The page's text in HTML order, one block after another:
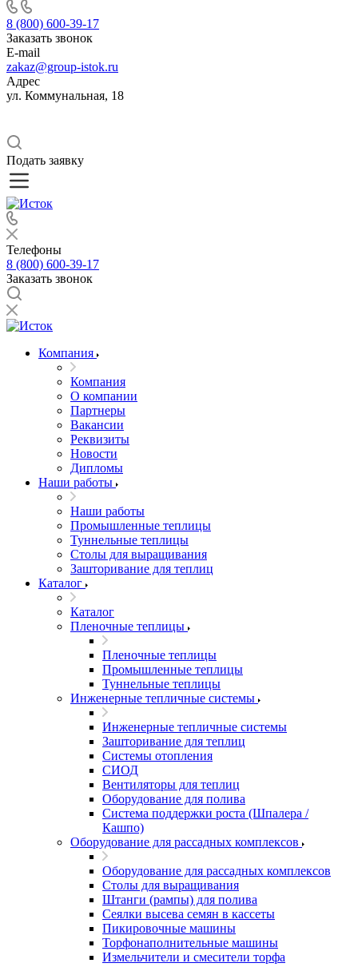
8 (800) 600-39-17
Заказать звонок
E-mail
zakaz@group-istok.ru
Адрес
ул. Коммунальная, 18
Подать заявку
Телефоны
8 (800) 600-39-17
Заказать звонок
Компания
Компания
О компании
Партнеры
Вакансии
Реквизиты
Новости
Дипломы
Наши работы
Наши работы
Промышленные теплицы
Туннельные теплицы
Столы для выращивания
Зашторивание для теплиц
Каталог
Каталог
Пленочные теплицы
Пленочные теплицы
Промышленные теплицы
Туннельные теплицы
Инженерные тепличные системы
Инженерные тепличные системы
Зашторивание для теплиц
Системы отопления
СИОД
Вентиляторы для теплиц
Оборудование для полива
Система поддержки роста (Шпалера /
Кашпо)
Оборудование для рассадных комплексов
Оборудование для рассадных комплексов
Столы для выращивания
Штанги (рампы) для полива
Сеялки высева семян в кассеты
Пикировочные машины
Торфонаполнительные машины
Измельчители и смесители торфа